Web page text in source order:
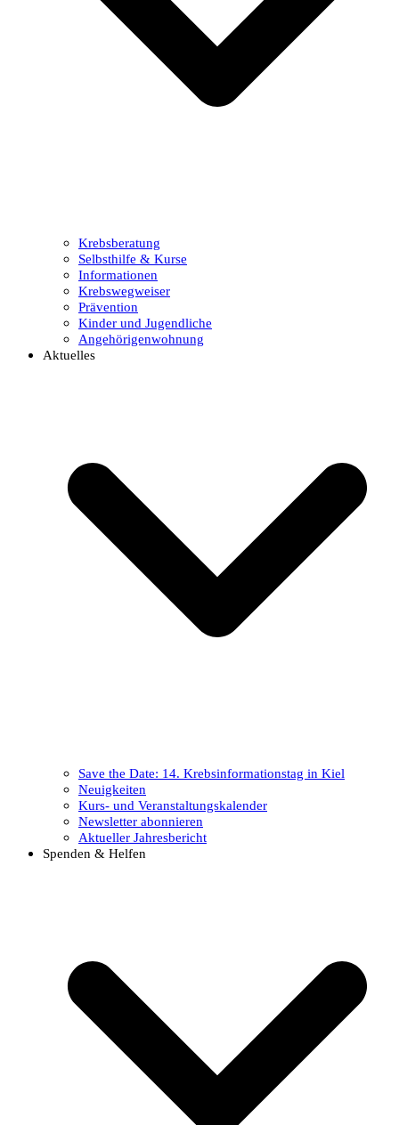
Krebsberatung
Selbsthilfe & Kurse
Informationen
Krebswegweiser
Prävention
Kinder und Jugendliche
Angehörigenwohnung
Aktuelles
Save the Date: 14. Krebsinformationstag in Kiel
Neuigkeiten
Kurs- und Veranstaltungskalender
Newsletter abonnieren
Aktueller Jahresbericht
Spenden & Helfen